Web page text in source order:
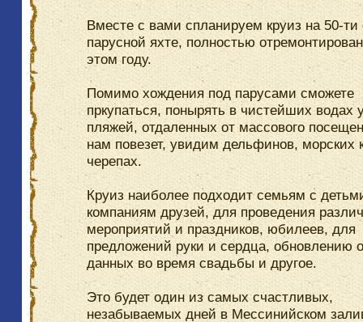
Вместе с вами спланируем круиз на 50-
парусной яхте, полностью
этом году.
Помимо хождения под парусами сможете
пркупаться, понырять в чистейших водах
пляжей, отдаленных от массового
нам повезет, увидим дельфинов, морских
черепах.
Круиз наиболее подходит семьям с
компаниям друзей, для проведения
мероприятий и праздников, юбилеев, для
предложений руки и сердца, обновлению
данных во время свадьбы и другое.
Это будет один из самых счастливых,
незабываемых дней в Мессинийском